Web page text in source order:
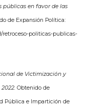
públicas en favor de las
de Expansión Política:
retroceso-politicas-publicas-
de Victimización y
Obtenido de
Pública e Impartición de